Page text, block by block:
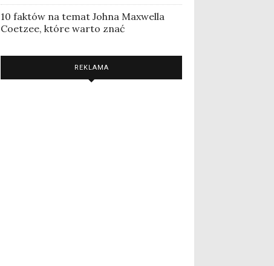
10 faktów na temat Johna Maxwella
Coetzee, które warto znać
REKLAMA